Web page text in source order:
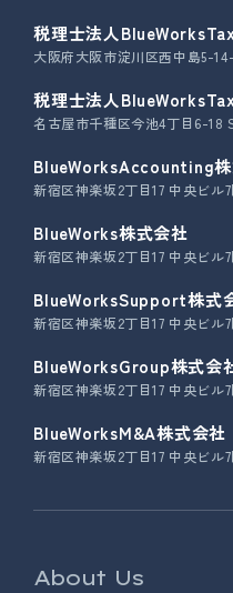
税理士法人
大阪府大阪市淀川区西中島5-
税理士法人
名古屋市千種区今池4丁目6-18
BlueWorksAccounting
新宿区神楽坂2丁目17 中央ビル
BlueWorks株式会社
新宿区神楽坂2丁目17 中央ビル
BlueWorksSupport株式
新宿区神楽坂2丁目17 中央ビル
BlueWorksGroup株式会
新宿区神楽坂2丁目17 中央ビル
BlueWorksM&A株式会社
新宿区神楽坂2丁目17 中央ビル
About Us